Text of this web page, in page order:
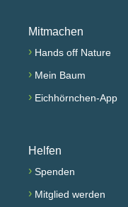
Mitmachen
› Hands off Nature
› Mein Baum
› Eichhörnchen-App
Helfen
› Spenden
› Mitglied werden